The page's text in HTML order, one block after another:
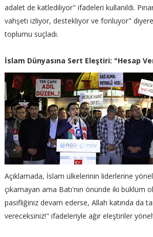
adalet de katlediliyor" ifadeleri kullanıldı.
vahşeti izliyor, destekliyor ve fonluyor"
toplumu suçladı.
İslam Dünyasına Sert Eleştiri: "Hesap
Açıklamada, İslam ülkelerinin liderlerine
çıkamayan ama Batı'nın önünde iki büklüm
pasifliğiniz devam ederse, Allah katında da
vereceksiniz!" ifadeleriyle ağır eleştiriler